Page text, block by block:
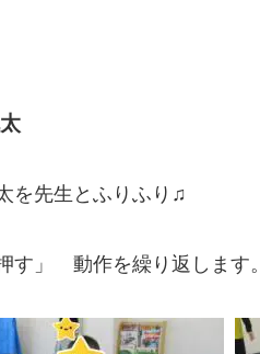
を先生とふりふり♫
す」 動作を繰り返します。